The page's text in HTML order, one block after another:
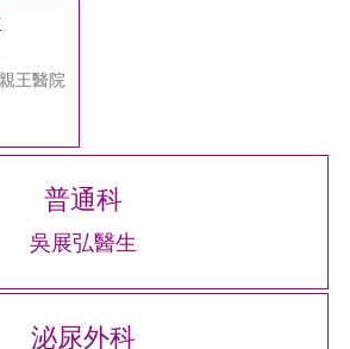
王醫院
普通科
吳展弘醫生
泌尿外科